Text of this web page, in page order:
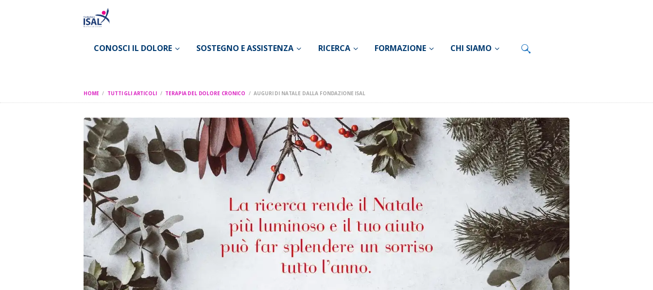
CONOSCI IL DOLORE SOSTEGNO E ASSISTENZA RICERCA FORMAZIONE CHI SIAMO
HOME TUTTI GLI ARTICOLI TERAPIA DEL DOLORE CRONICO AUGURI DI NATALE DALLA FONDAZIONE ISAL
RICERCA
FORMAZIONE
CHI SIAMO